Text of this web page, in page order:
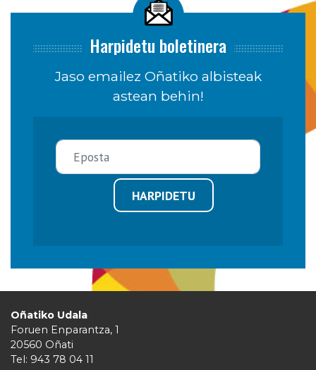
Harpidetu boletinera
Jaso emailez Oñatiko albisteak
astean behin!
HARPIDETU
Oñatiko Udala
Foruen Enparantza, 1
20560 Oñati
Tel: 943 78 04 11